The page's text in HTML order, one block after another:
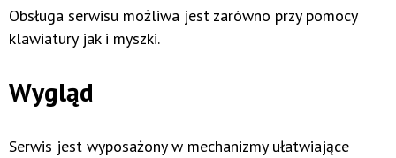
Obsługa serwisu możliwa jest zarówno przy pomocy
klawiatury jak i myszki.
Wygląd
Serwis jest wyposażony w mechanizmy ułatwiające